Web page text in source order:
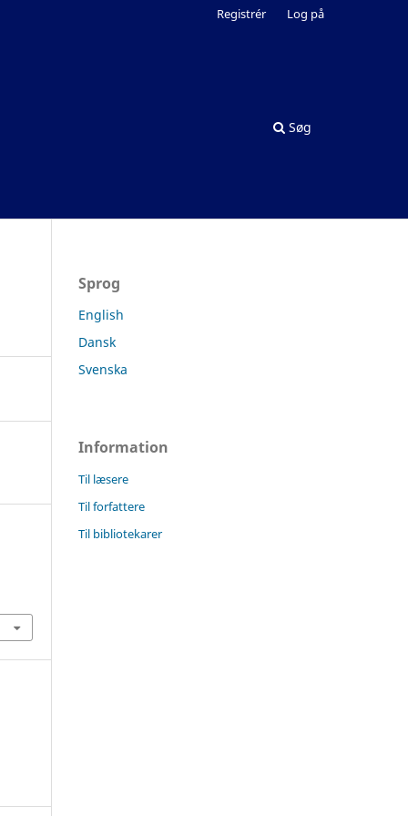
Søg
Registrér Log på
Sprog
English
Dansk
Svenska
Information
Til læsere
Til forfattere
Til bibliotekarer